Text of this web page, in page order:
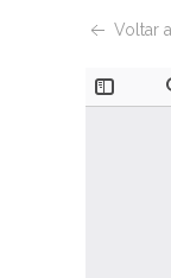
Voltar